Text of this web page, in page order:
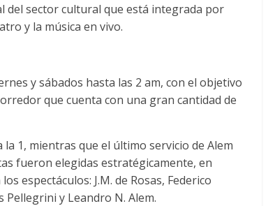
del sector cultural que está integrada por
y la música en vivo.
y sábados hasta las 2 am, con el objetivo
que cuenta con una gran cantidad de
1, mientras que el último servicio de Alem
fueron elegidas estratégicamente, en
espectáculos: J.M. de Rosas, Federico
y Leandro N. Alem.